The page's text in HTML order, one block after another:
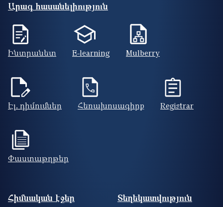
Արագ հասանելիություն
Ինտրանետ E-learning Mulberry
Էլ. դիմումներ Հեռախոսագիրք Registrar
Փաստաթղթեր
Footer site information
Հիմնական էջեր Տեղեկատվություն